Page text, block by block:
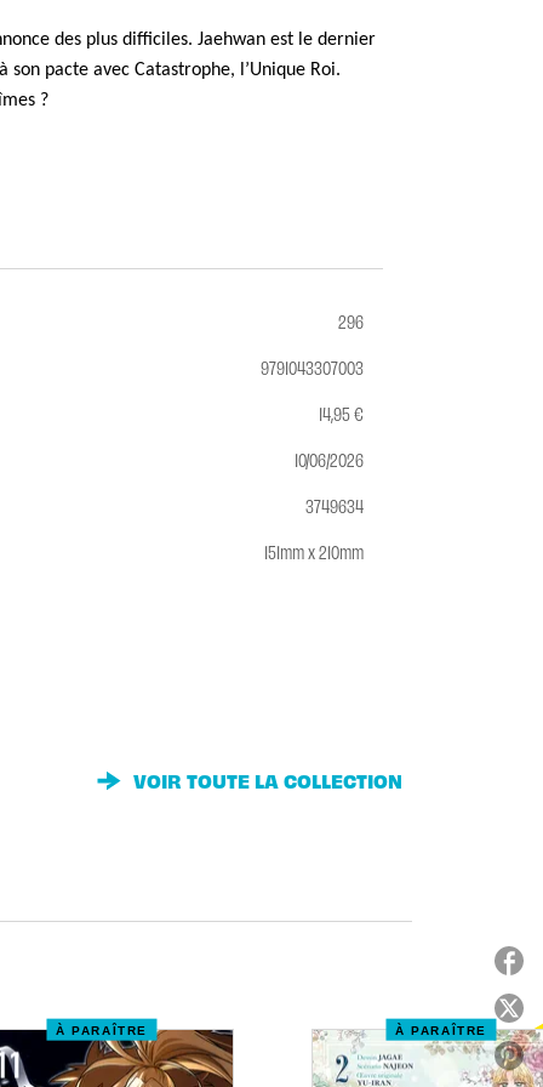
des plus difficiles. Jaehwan est le dernier
pacte avec Catastrophe, l’Unique Roi.
?
296
9791043307003
14,95 €
10/06/2026
3749634
151mm x 210mm
VOIR TOUTE LA COLLECTION
À PARAÎTRE À PARAÎTRE